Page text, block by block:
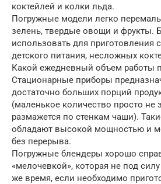
коктейлей и колки льда.
Погружные модели легко
зелень, твердые овощи и фрукты.
использовать для приготовления
детского питания, несложных
Какой ежедневный объем работы
Стационарные приборы
достаточно больших порций
(маленькое количество просто не
размажется по стенкам чаши).
обладают высокой мощностью и
без перерыва.
Погружные блендеры хорошо
«мелочевкой», которая не под
же время, если необходимо